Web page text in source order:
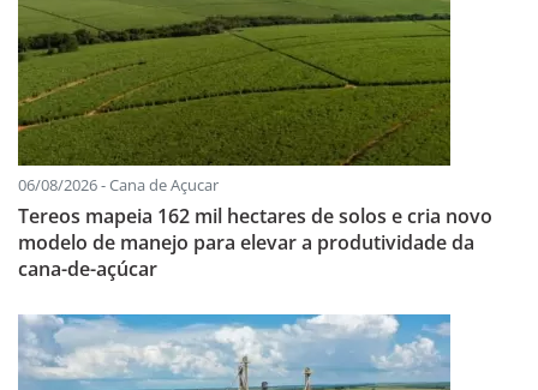
06/08/2026 - Cana de Açucar
Tereos mapeia 162 mil hectares de solos e cria novo
modelo de manejo para elevar a produtividade da
cana-de-açúcar